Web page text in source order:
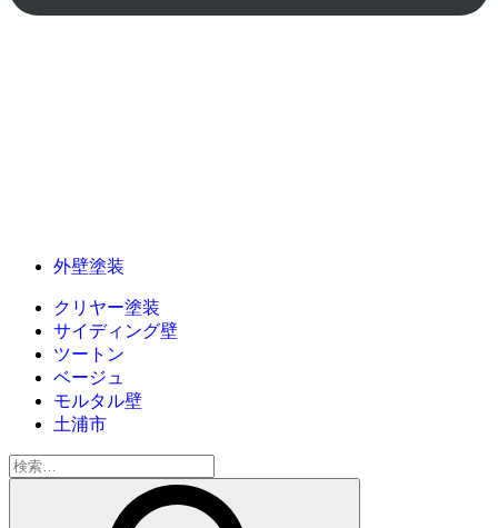
外壁塗装
クリヤー塗装
サイディング壁
ツートン
ベージュ
モルタル壁
土浦市
検
索: